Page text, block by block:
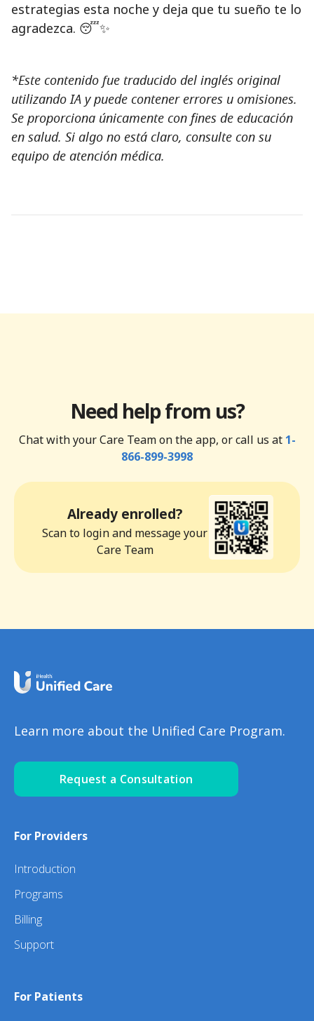
estrategias esta noche y deja que tu sueño te lo
agradezca. 😴✨
*Este contenido fue traducido del inglés original
utilizando IA y puede contener errores u omisiones.
Se proporciona únicamente con fines de educación
en salud. Si algo no está claro, consulte con su
equipo de atención médica.
Need help from us?
Chat with your Care Team on the app, or call us at 1-
866-899-3998
Already enrolled?
Scan to login and message your
Care Team
Learn more about the Unified Care Program.
Request a Consultation
For Providers
Introduction
Programs
Billing
Support
For Patients